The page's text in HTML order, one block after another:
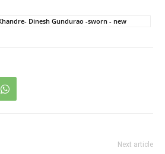
Dinesh Gundurao -sworn - new
Next article